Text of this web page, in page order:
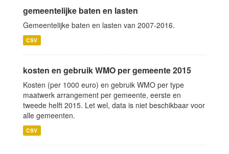
gemeentelijke baten en lasten
Gemeentelijke baten en lasten van 2007-2016.
CSV
kosten en gebruik WMO per gemeente 2015
Kosten (per 1000 euro) en gebruik WMO per type
maatwerk arrangement per gemeente, eerste en
tweede helft 2015. Let wel, data is niet beschikbaar voor
alle gemeenten.
CSV